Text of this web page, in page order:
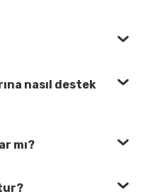
nasıl destek
mı?